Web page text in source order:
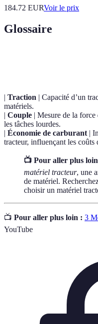
184.72 EURVoir le prix
Glossaire
| Traction | Capacité d’un
matériels.
| Couple | Mesure de la
les tâches lourdes.
| Économie de carburant |
tracteur, influençant les coûts
📺 Pour aller plus
matériel tracteur, une
de matériel.
choisir un matériel
📺 Pour aller plus loin : 3
YouTube